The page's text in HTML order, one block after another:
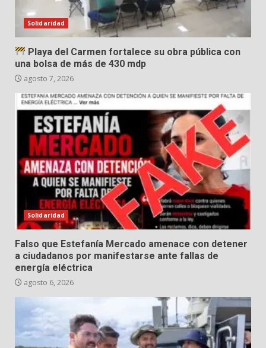
Solidaridad
Playa del Carmen fortalece su obra pública con
una bolsa de más de 430 mdp
agosto 7, 2026
Solidaridad
Falso que Estefanía Mercado amenace con detener
a ciudadanos por manifestarse ante fallas de
energía eléctrica
agosto 6, 2026